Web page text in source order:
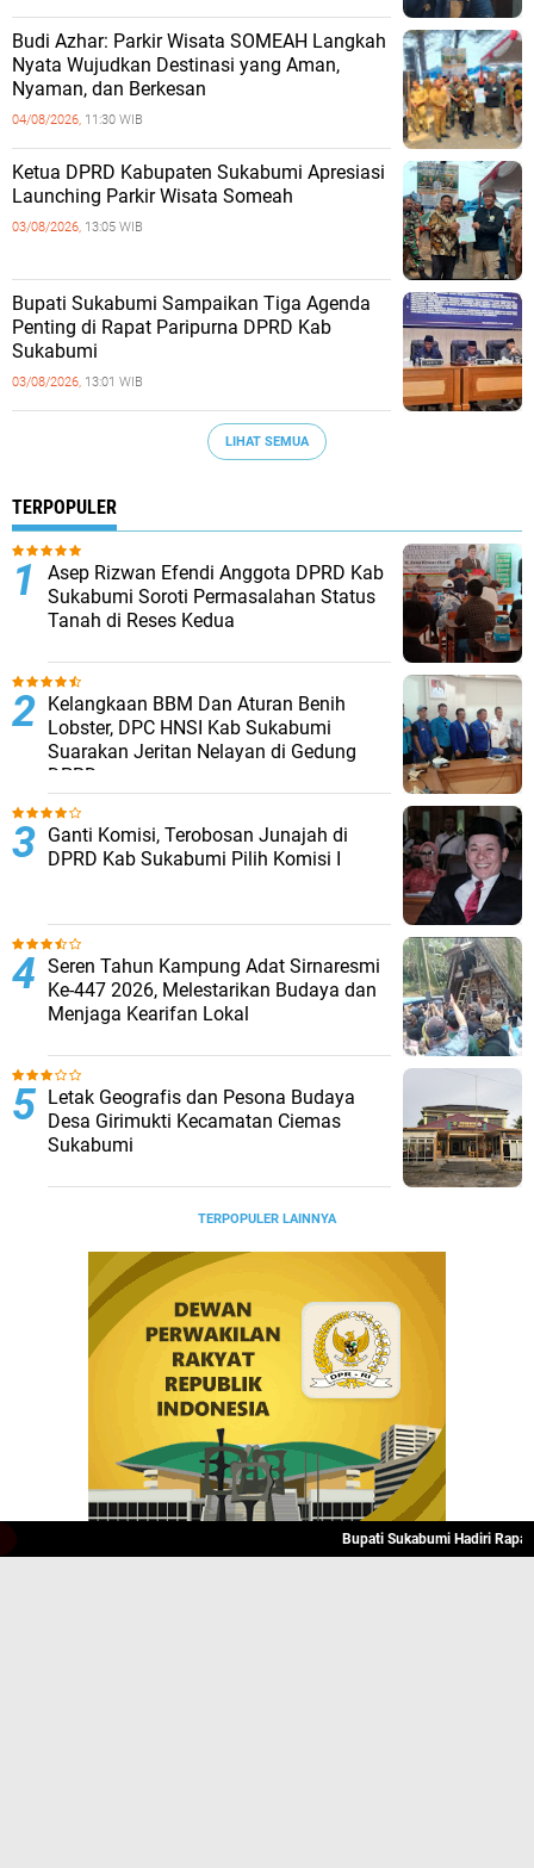
Budi Azhar: Parkir Wisata SOMEAH Langkah
Nyata Wujudkan Destinasi yang Aman,
Nyaman, dan Berkesan
04/08/2026, 11:30 WIB
Ketua DPRD Kabupaten Sukabumi Apresiasi
Launching Parkir Wisata Someah
03/08/2026, 13:05 WIB
Bupati Sukabumi Sampaikan Tiga Agenda
Penting di Rapat Paripurna DPRD Kab
Sukabumi
03/08/2026, 13:01 WIB
LIHAT SEMUA
TERPOPULER
Asep Rizwan Efendi Anggota DPRD Kab
Sukabumi Soroti Permasalahan Status
Tanah di Reses Kedua
Kelangkaan BBM Dan Aturan Benih
Lobster, DPC HNSI Kab Sukabumi
Suarakan Jeritan Nelayan di Gedung
DPRD
Ganti Komisi, Terobosan Junajah di
DPRD Kab Sukabumi Pilih Komisi I
Seren Tahun Kampung Adat Sirnaresmi
Ke-447 2026, Melestarikan Budaya dan
Menjaga Kearifan Lokal
Letak Geografis dan Pesona Budaya
Desa Girimukti Kecamatan Ciemas
Sukabumi
TERPOPULER LAINNYA
Bupati Sukabumi Hadiri Rapat